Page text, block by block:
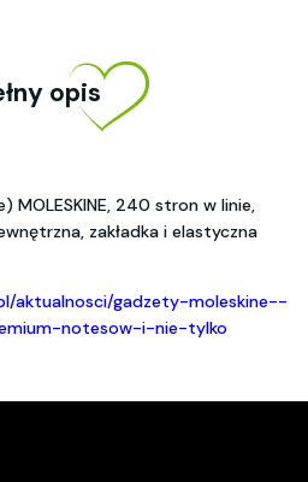
opis
MOLESKINE, 240 stron w linie,
zakładka i elastyczna
aktualnosci/gadzety-moleskine--
notesow-i-nie-tylko